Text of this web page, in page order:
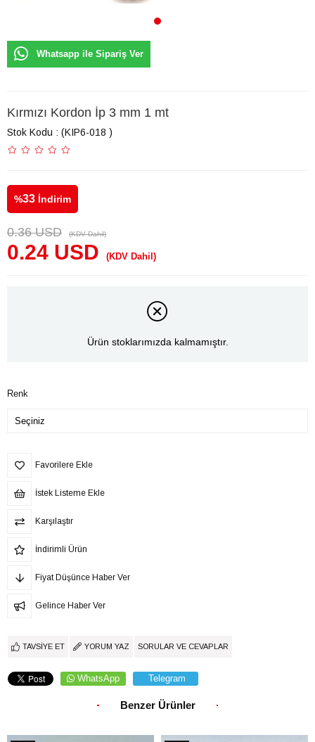
Whatsapp ile Sipariş Ver
Kırmızı Kordon İp 3 mm 1 mt
Stok Kodu (KIP6-018 )
%33 İndirim
0.36 USD (KDV Dahil)
0.24 USD (KDV Dahil)
Ürün stoklarımızda kalmamıştır.
Renk
Favorilere Ekle
İstek Listeme Ekle
Karşılaştır
İndirimli Ürün
Fiyat Düşünce Haber Ver
Gelince Haber Ver
TAVSIYE ET YORUM YAZ SORULAR VE CEVAPLAR
WhatsApp Telegram
Benzer Ürünler